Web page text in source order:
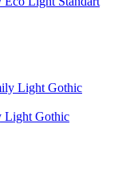
Light Gothic